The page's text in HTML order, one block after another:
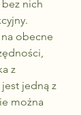
nich
obecne
z
jedną z
można